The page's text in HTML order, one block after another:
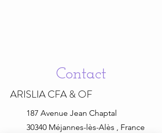
Contact
ARISLIA CFA & OF
187 Avenue Jean Chaptal
30340 Méjannes-lès-Alès , France